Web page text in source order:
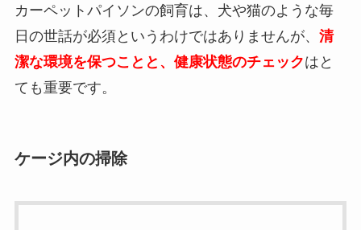
カーペットパイソンの飼育は、犬や猫のような毎
日の世話が必須というわけではありませんが、 清
潔な環境を保つことと、健康状態のチェックはと
ても重要です。
ケージ内の掃除